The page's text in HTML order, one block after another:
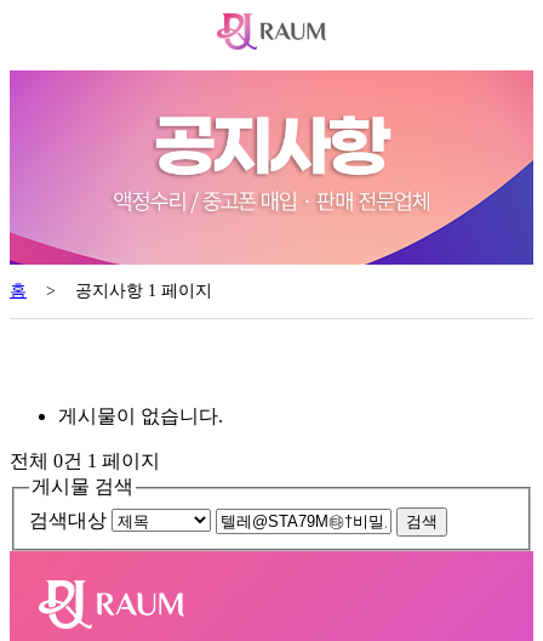
홈 > 공지사항 1 페이지
게시물이 없습니다.
전체 0건 1 페이지
게시물 검색
검색대상
검색